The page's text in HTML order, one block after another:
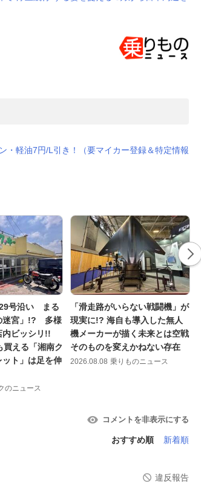
・軽油7円/L引き！（要マイカー登録＆特定情報
号沿い まる
迷宮」!? 多様
内ビッシリ!!
買える「湘南ク
ット」は足を伸
のニュース
「滑走路がいらない戦闘機」が
現実に!? 海自も導入した無人
機メーカーが描く未来とは空戦
そのものを変えかねない存在
2026.08.08 乗りものニュース
コメントを非表示にする
おすすめ順 新着順
違反報告